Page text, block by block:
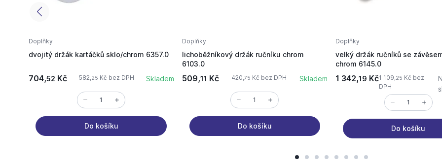
Doplňky
dvojitý držák kartáčků sklo/chrom 6357.0
704,52 Kč 582,25 Kč bez DPH Skladem
Do košíku
Doplňky
lichoběžníkový držák ručníku chrom
6103.0
509,11 Kč 420,75 Kč bez DPH Skladem
Do košíku
Doplňky
velký držák ručníků se
chrom 6145.0
1 342,19 Kč1 109,25 Kč bez
DPH
Do košíku